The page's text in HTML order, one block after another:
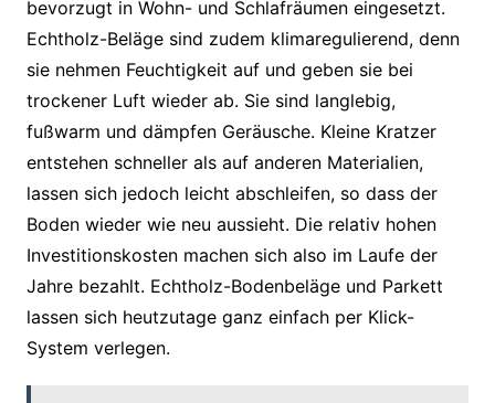
bevorzugt in Wohn- und Schlafräumen eingesetzt.
Echtholz-Beläge sind zudem klimaregulierend, denn
sie nehmen Feuchtigkeit auf und geben sie bei
trockener Luft wieder ab. Sie sind langlebig,
fußwarm und dämpfen Geräusche. Kleine Kratzer
entstehen schneller als auf anderen Materialien,
lassen sich jedoch leicht abschleifen, so dass der
Boden wieder wie neu aussieht. Die relativ hohen
Investitionskosten machen sich also im Laufe der
Jahre bezahlt. Echtholz-Bodenbeläge und Parkett
lassen sich heutzutage ganz einfach per Klick-
System verlegen.